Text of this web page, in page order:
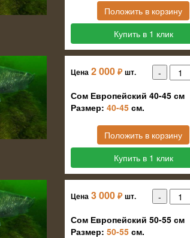
Положить в корзину
Купить в 1 клик
Цена 2 000 ₽ шт.
Сом Европейский 40-45 см
Размер: 40-45 см.
Положить в корзину
Купить в 1 клик
Цена 3 000 ₽ шт.
Сом Европейский 50-55 см
Размер: 50-55 см.